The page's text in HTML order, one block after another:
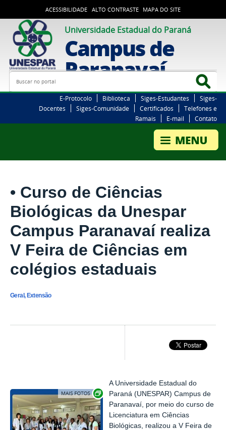
ACESSIBILIDADE ALTO CONTRASTE MAPA DO SITE
Universidade Estadual do Paraná
Campus de
Paranavaí
Busca
E-Protocolo Biblioteca Siges-Estudantes
Siges-
Docentes
Siges-Comunidade Certificados
Telefones e
Ramais
E-mail Contato
• Curso de Ciências
Biológicas da Unespar
Campus Paranavaí realiza
V Feira de Ciências em
colégios estaduais
Geral, Extensão
Exibir carrossel de imagens
A Universidade Estadual do
Paraná (UNESPAR) Campus de
Paranavaí, por meio do curso de
Licenciatura em Ciências
Biológicas, realizou a V Feira de